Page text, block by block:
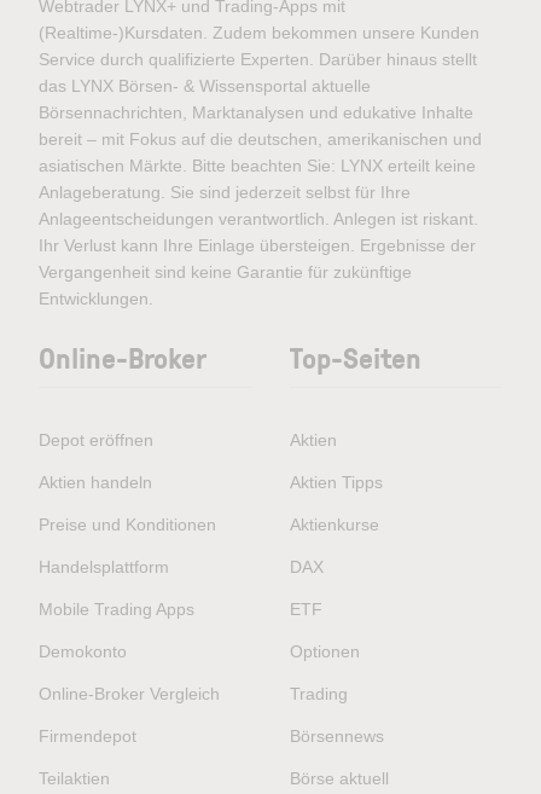
Webtrader LYNX+ und Trading-Apps mit
(Realtime-)Kursdaten. Zudem bekommen unsere Kunden
Service durch qualifizierte Experten. Darüber hinaus stellt
das LYNX Börsen- & Wissensportal aktuelle
Börsennachrichten, Marktanalysen und edukative Inhalte
bereit – mit Fokus auf die deutschen, amerikanischen und
asiatischen Märkte. Bitte beachten Sie: LYNX erteilt keine
Anlageberatung. Sie sind jederzeit selbst für Ihre
Anlageentscheidungen verantwortlich. Anlegen ist riskant.
Ihr Verlust kann Ihre Einlage übersteigen. Ergebnisse der
Vergangenheit sind keine Garantie für zukünftige
Entwicklungen.
Online-Broker
Depot eröffnen
Aktien handeln
Preise und Konditionen
Handelsplattform
Mobile Trading Apps
Demokonto
Online-Broker Vergleich
Firmendepot
Teilaktien
Top-Seiten
Aktien
Aktien Tipps
Aktienkurse
DAX
ETF
Optionen
Trading
Börsennews
Börse aktuell